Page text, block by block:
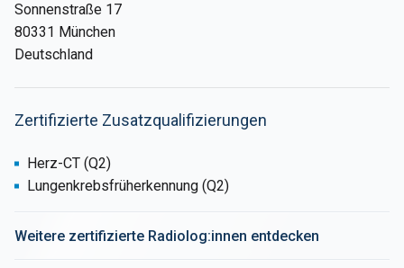
Sonnenstraße 17
80331 München
Deutschland
Zertifizierte Zusatzqualifizierungen
Herz-CT (Q2)
Lungenkrebsfrüherkennung (Q2)
Weitere zertifizierte Radiolog:innen entdecken